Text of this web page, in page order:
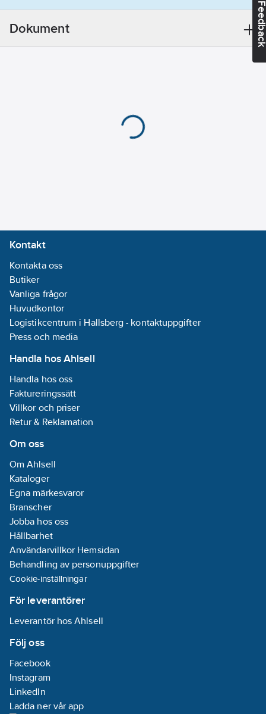
Dokument
Kontakt
Kontakta oss
Butiker
Vanliga frågor
Huvudkontor
Logistikcentrum i Hallsberg - kontaktuppgifter
Press och media
Handla hos Ahlsell
Handla hos oss
Faktureringssätt
Villkor och priser
Retur & Reklamation
Om oss
Om Ahlsell
Kataloger
Egna märkesvaror
Branscher
Jobba hos oss
Hållbarhet
Användarvillkor Hemsidan
Behandling av personuppgifter
Cookie-inställningar
För leverantörer
Leverantör hos Ahlsell
Följ oss
Facebook
Instagram
LinkedIn
Ladda ner vår app